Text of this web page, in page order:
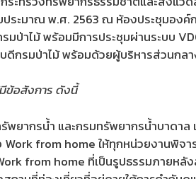
ระมาณ พ.ศ. 2563 ณ ห้องประชุมอ
ป่าไม้ พร้อมมีการประชุมผ่านระบบ
กรมป่าไม้ พร้อมด้วยผู้บริหารส่วนกลา
ข้อสังการ ดังนี้
พยากรน้ำ และกรมทรัพยากรน้ำบาดา
Work from home ให้ทุกหน่วยงานพิ
from home ที่เป็นรูปธรรมภายหลั